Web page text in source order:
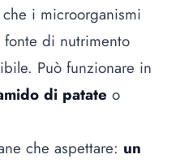
i microorganismi
fonte di nutrimento
Può funzionare in
di patate o
che aspettare: un